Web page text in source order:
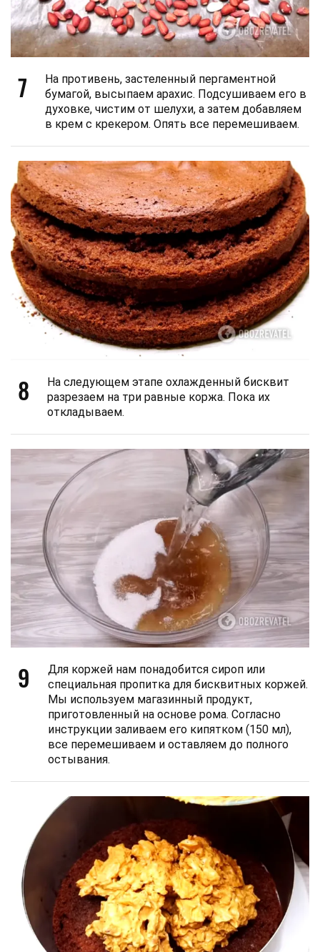
7
На противень, застеленный пергаментной
бумагой, высыпаем арахис. Подсушиваем его в
духовке, чистим от шелухи, а затем добавляем
в крем с крекером. Опять все перемешиваем.
8
На следующем этапе охлажденный бисквит
разрезаем на три равные коржа. Пока их
откладываем.
9
Для коржей нам понадобится сироп или
специальная пропитка для бисквитных коржей.
Мы используем магазинный продукт,
приготовленный на основе рома. Согласно
инструкции заливаем его кипятком (150 мл),
все перемешиваем и оставляем до полного
остывания.